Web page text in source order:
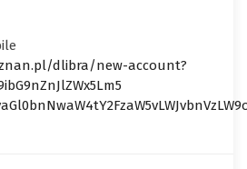
dlibra/new-account?